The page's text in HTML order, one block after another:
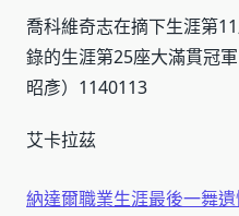
喬科維奇志在摘下生涯第
錄的生涯第25座大滿貫冠
昭彥）1140113
艾卡拉茲
納達爾職業生涯最後一舞